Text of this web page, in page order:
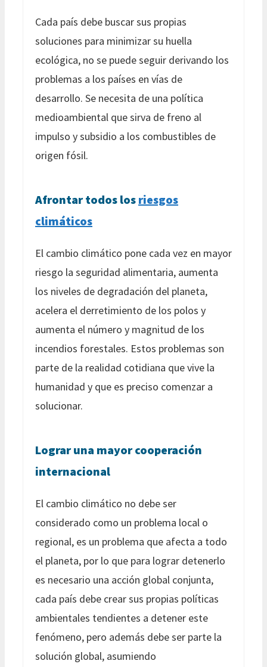
Cada país debe buscar sus propias
soluciones para minimizar su huella
ecológica, no se puede seguir derivando los
problemas a los países en vías de
desarrollo. Se necesita de una política
medioambiental que sirva de freno al
impulso y subsidio a los combustibles de
origen fósil.
Afrontar todos los riesgos
climáticos
El cambio climático pone cada vez en mayor
riesgo la seguridad alimentaria, aumenta
los niveles de degradación del planeta,
acelera el derretimiento de los polos y
aumenta el número y magnitud de los
incendios forestales. Estos problemas son
parte de la realidad cotidiana que vive la
humanidad y que es preciso comenzar a
solucionar.
Lograr una mayor cooperación
internacional
El cambio climático no debe ser
considerado como un problema local o
regional, es un problema que afecta a todo
el planeta, por lo que para lograr detenerlo
es necesario una acción global conjunta,
cada país debe crear sus propias políticas
ambientales tendientes a detener este
fenómeno, pero además debe ser parte la
solución global, asumiendo